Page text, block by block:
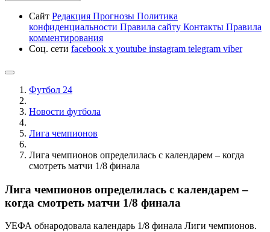
Сайт Редакция Прогнозы Политика
конфиденциальности Правила сайту Контакты Правила
комментирования
Соц. сети facebook x youtube instagram telegram viber
Футбол 24
Новости футбола
Лига чемпионов
Лига чемпионов определилась с календарем – когда
смотреть матчи 1/8 финала
Лига чемпионов определилась с календарем –
когда смотреть матчи 1/8 финала
УЕФА обнародовала календарь 1/8 финала Лиги чемпионов.